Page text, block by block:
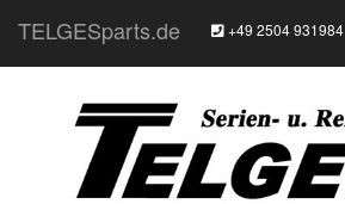
TELGESparts.de +49 2504 931984